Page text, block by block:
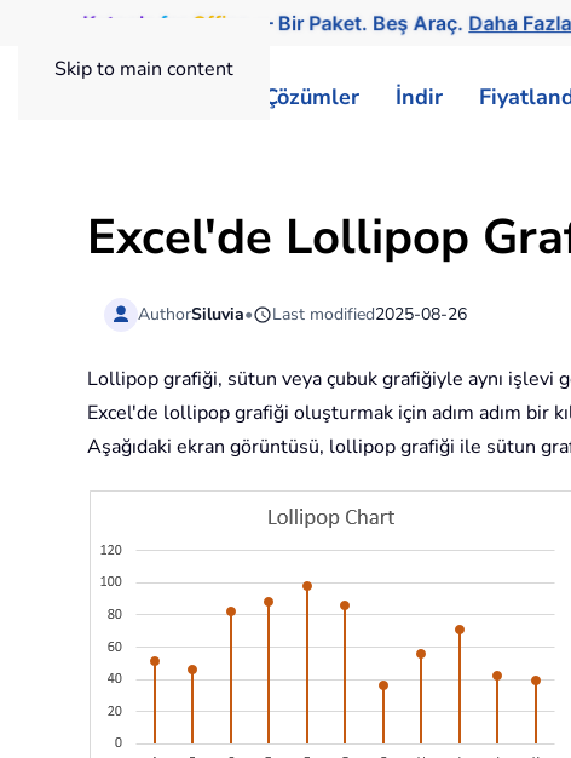
Skip to main content
Kutools for Office — Bir Paket. Beş Araç.Daha
Çözümler İndir
Excel'de Lollipop
AuthorSiluvia• Last modified2025-08-26
Lollipop grafiği, sütun veya çubuk grafiğiyle aynı işlevi
Excel'de lollipop grafiği oluşturmak için adım adım bir
Aşağıdaki ekran görüntüsü, lollipop grafiği ile sütun